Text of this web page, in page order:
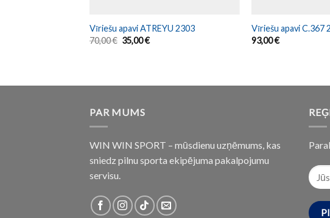
Vīriešu apavi ATREYU 2303
70,00€ 35,00€
Vīriešu apavi C.367
93,00€
PAR MUMS
WIN WIN SPORT – mūsdienu uzņēmums, kas
sniedz pilnu sporta ekipējuma pakalpojumu
servisu.